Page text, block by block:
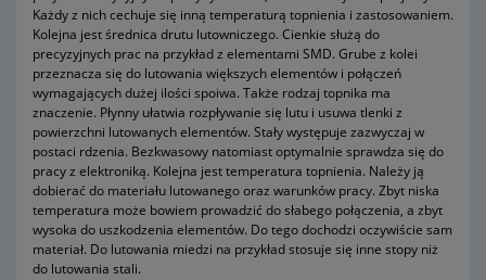
Każdy z nich cechuje się inną temperaturą topnienia i zastosowaniem.
Kolejna jest średnica drutu lutowniczego. Cienkie służą do
precyzyjnych prac na przykład z elementami SMD. Grube z kolei
przeznacza się do lutowania większych elementów i połączeń
wymagających dużej ilości spoiwa. Także rodzaj topnika ma
znaczenie. Płynny ułatwia rozpływanie się lutu i usuwa tlenki z
powierzchni lutowanych elementów. Stały występuje zazwyczaj w
postaci rdzenia. Bezkwasowy natomiast optymalnie sprawdza się do
pracy z elektroniką. Kolejna jest temperatura topnienia. Należy ją
dobierać do materiału lutowanego oraz warunków pracy. Zbyt niska
temperatura może bowiem prowadzić do słabego połączenia, a zbyt
wysoka do uszkodzenia elementów. Do tego dochodzi oczywiście sam
materiał. Do lutowania miedzi na przykład stosuje się inne stopy niż
do lutowania stali.